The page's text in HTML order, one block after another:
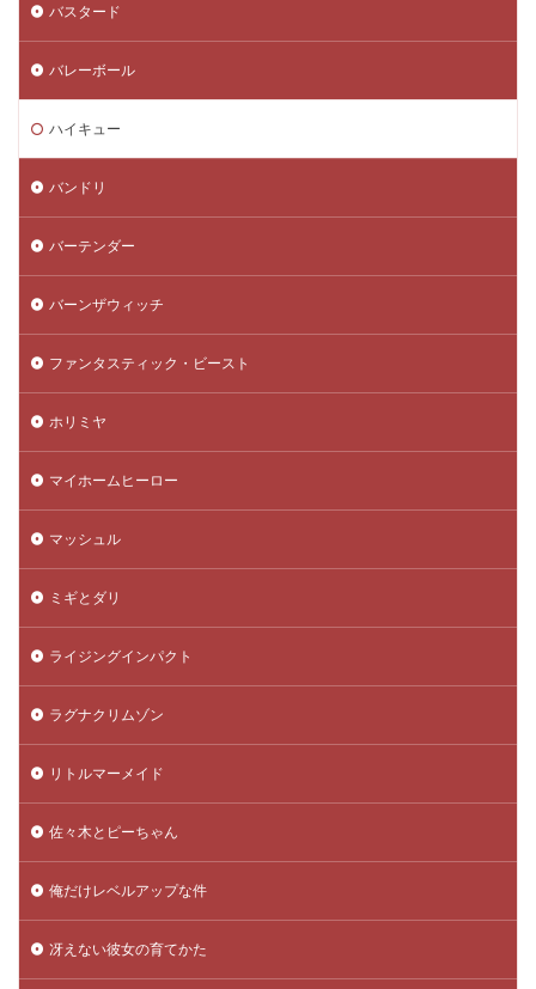
バスタード
バレーボール
ハイキュー
バンドリ
バーテンダー
バーンザウィッチ
ファンタスティック・ビースト
ホリミヤ
マイホームヒーロー
マッシュル
ミギとダリ
ライジングインパクト
ラグナクリムゾン
リトルマーメイド
佐々木とピーちゃん
俺だけレベルアップな件
冴えない彼女の育てかた